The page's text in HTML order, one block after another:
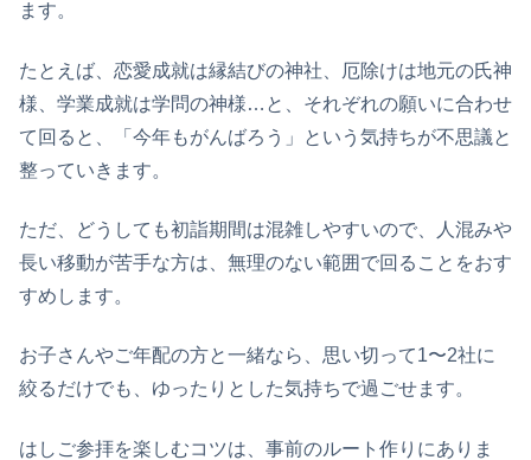
ます。
たとえば、恋愛成就は縁結びの神社、厄除けは地元の氏神
様、学業成就は学問の神様…と、それぞれの願いに合わせ
て回ると、「今年もがんばろう」という気持ちが不思議と
整っていきます。
ただ、どうしても初詣期間は混雑しやすいので、人混みや
長い移動が苦手な方は、無理のない範囲で回ることをおす
すめします。
お子さんやご年配の方と一緒なら、思い切って1〜2社に
絞るだけでも、ゆったりとした気持ちで過ごせます。
はしご参拝を楽しむコツは、事前のルート作りにありま